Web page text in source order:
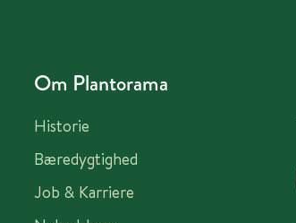
Om Plantorama
Historie
Bæredygtighed
Job & Karriere